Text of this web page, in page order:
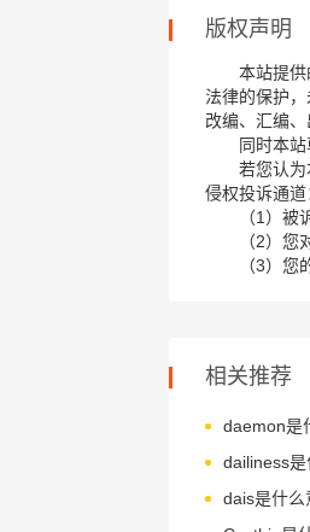
版权声明
本站提
法律的保护
改编、汇编
同时本
若您认为
侵权投诉通道
（1）被
（2）您
（3）
相关推荐
dais是什么